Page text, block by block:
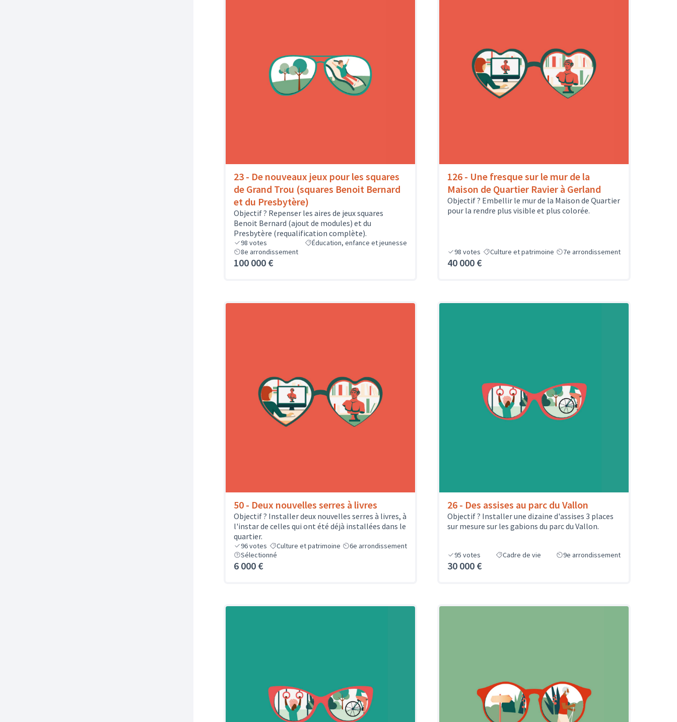
23 - De nouveaux jeux pour les squares
de Grand Trou (squares Benoit Bernard
et du Presbytère)
Objectif ? Repenser les aires de jeux squares
Benoit Bernard (ajout de modules) et du
Presbytère (requalification complète).
98 votes
Éducation, enfance et jeunesse
8e arrondissement
100 000 €
126 - Une fresque sur le mur de la
Maison de Quartier Ravier à Gerland
Objectif ? Embellir le mur de la Maison de Quartier
pour la rendre plus visible et plus colorée.
98 votes Culture et patrimoine 7e arrondissement
40 000 €
50 - Deux nouvelles serres à livres
Objectif ? Installer deux nouvelles serres à livres, à
l'instar de celles qui ont été déjà installées dans le
quartier.
96votes Culture et patrimoine
6e arrondissement
Sélectionné
6 000 €
26 - Des assises au parc du Vallon
Objectif ? Installer une dizaine d'assises 3 places
sur mesure sur les gabions du parc du Vallon.
95 votes Cadre de vie 9e arrondissement
30 000 €